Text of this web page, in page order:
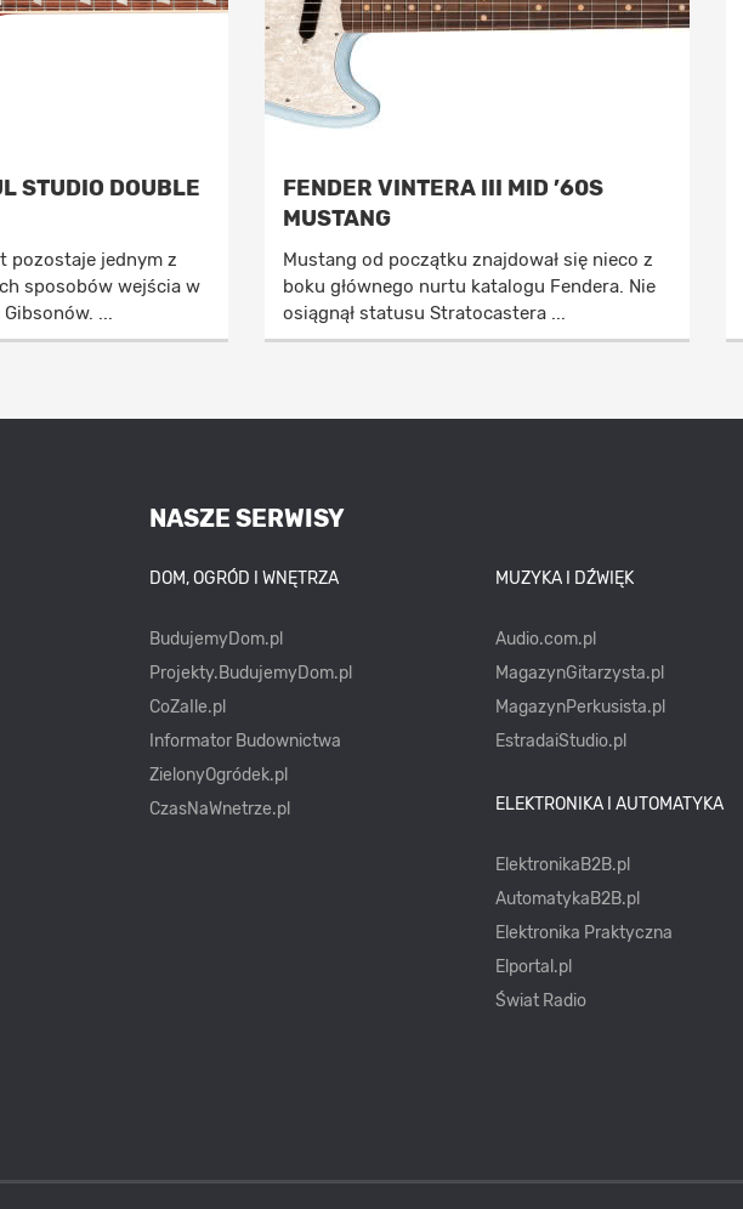
STUDIO DOUBLE
pozostaje jednym z
sposobów wejścia w
...
FENDER VINTERA III MID ’60S
MUSTANG
Mustang od początku znajdował się nieco z
boku głównego nurtu katalogu Fendera. Nie
osiągnął statusu Stratocastera ...
NASZE SERWISY
DOM, OGRÓD I WNĘTRZA
BudujemyDom.pl
Projekty.BudujemyDom.pl
CoZaIle.pl
Informator Budownictwa
ZielonyOgródek.pl
CzasNaWnetrze.pl
MUZYKA I DŹWIĘK
Audio.com.pl
MagazynGitarzysta.pl
MagazynPerkusista.pl
EstradaiStudio.pl
ELEKTRONIKA I AUTOMATYKA
ElektronikaB2B.pl
AutomatykaB2B.pl
Elektronika Praktyczna
Elportal.pl
Świat Radio